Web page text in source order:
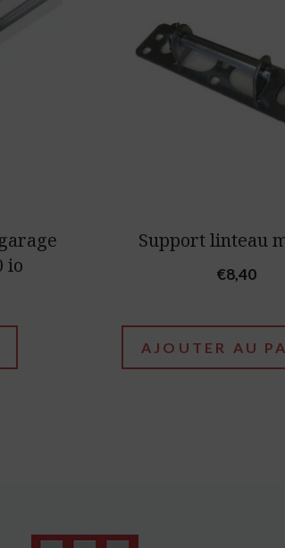
io
Support linteau
€8,40
AJOUTER AU